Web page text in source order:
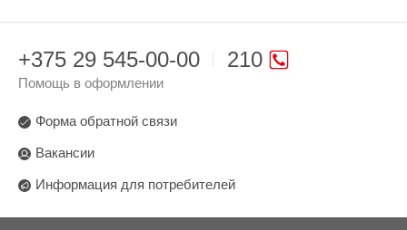
210
+375 29 545-00-00
Помощь в оформлении
Форма обратной связи
Вакансии
Информация для потребителей